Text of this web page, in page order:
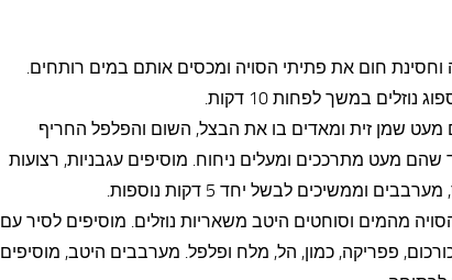
חום את פתיתי הסויה ומכסים אותם במים רותחים.
במשך לפחות 10 דקות.
שמן זית ומאדים בו את הבצל, השום והפלפל החריף
עד שהם מעט מתרככים ומעלים ניחוח. מוסיפים עגבניות, רצועות
וממשיכים לבשל יחד 5 דקות נוספות.
מהמים וסוחטים היטב משאריות נוזלים. מוסיפים לסיר עם
פפריקה, כמון, הל, מלח ופלפל. מערבבים היטב, מוסיפים